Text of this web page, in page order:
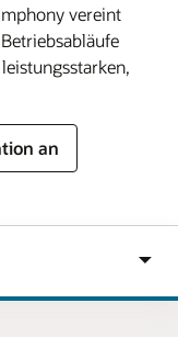
vereint
an